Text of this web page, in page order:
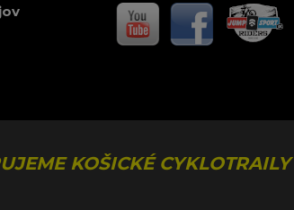
KOŠICKÉ CYKLOTRAILY